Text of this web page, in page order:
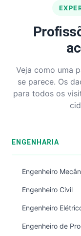
Veja como uma
se parece. Os
para todos os
ENGENHARIA
Engenheiro
Engenheiro Civil
Engenheiro
Engenheiro de